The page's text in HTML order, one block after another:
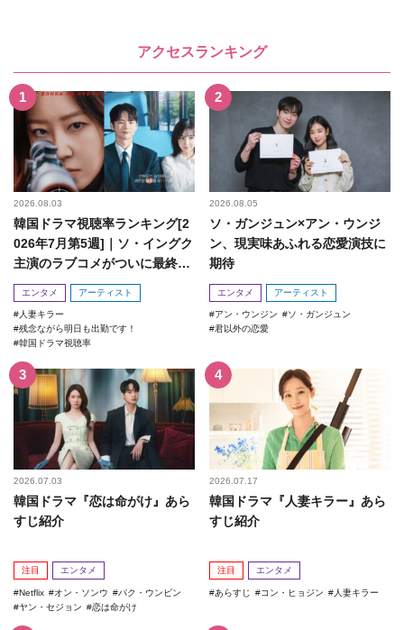
アクセスランキング
2026.08.03
韓国ドラマ視聴率ランキング[2
026年7月第5週]｜ソ・イングク
主演のラブコメがついに最終
回！
エンタメ アーティスト
人妻キラー
残念ながら明日も出勤です！
韓国ドラマ視聴率
2026.08.05
ソ・ガンジュン×アン・ウンジ
ン、現実味あふれる恋愛演技に
期待
エンタメ アーティスト
アン・ウンジン
ソ・ガンジュン
君以外の恋愛
2026.07.03
韓国ドラマ『恋は命がけ』あら
すじ紹介
注目 エンタメ
Netflix オン・ソンウ
パク・ウンビン
ヤン・セジョン
恋は命がけ
2026.07.17
韓国ドラマ『人妻キラー』あら
すじ紹介
注目 エンタメ
あらすじ コン・ヒョジン 人妻キラー